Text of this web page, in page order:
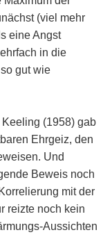
(viel mehr
eine Angst
in die
gut wie
(1958) gab
Ehrgeiz, den
Und
Beweis noch
mit der
reizte noch kein
Aussichten